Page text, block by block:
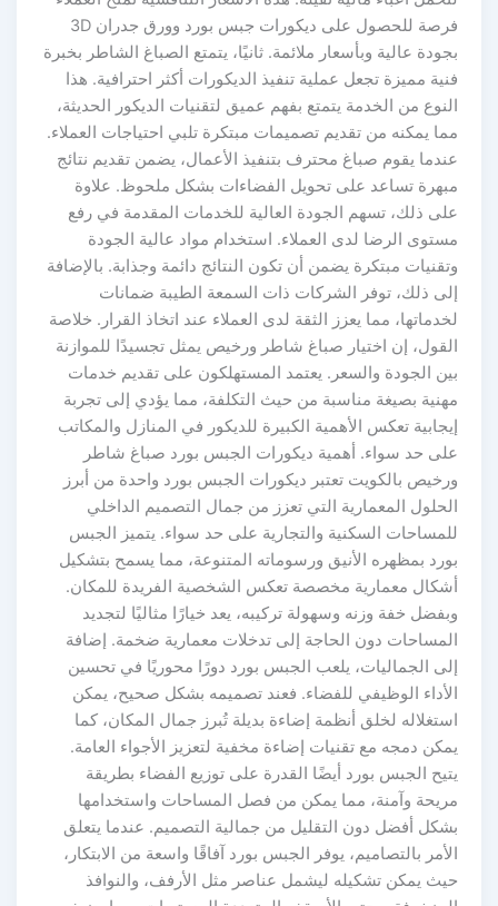
فرصة للحصول على ديكورات جبس بورد وورق جدران 3D
بجودة عالية وبأسعار ملائمة. ثانيًا، يتمتع الصباغ الشاطر بخبرة
فنية مميزة تجعل عملية تنفيذ الديكورات أكثر احترافية. هذا
النوع من الخدمة يتمتع بفهم عميق لتقنيات الديكور الحديثة،
مما يمكنه من تقديم تصميمات مبتكرة تلبي احتياجات العملاء.
عندما يقوم صباغ محترف بتنفيذ الأعمال، يضمن تقديم نتائج
مبهرة تساعد على تحويل الفضاءات بشكل ملحوظ. علاوة
على ذلك، تسهم الجودة العالية للخدمات المقدمة في رفع
مستوى الرضا لدى العملاء. استخدام مواد عالية الجودة
وتقنيات مبتكرة يضمن أن تكون النتائج دائمة وجذابة. بالإضافة
إلى ذلك، توفر الشركات ذات السمعة الطيبة ضمانات
لخدماتها، مما يعزز الثقة لدى العملاء عند اتخاذ القرار. خلاصة
القول، إن اختيار صباغ شاطر ورخيص يمثل تجسيدًا للموازنة
بين الجودة والسعر. يعتمد المستهلكون على تقديم خدمات
مهنية بصيغة مناسبة من حيث التكلفة، مما يؤدي إلى تجربة
إيجابية تعكس الأهمية الكبيرة للديكور في المنازل والمكاتب
على حد سواء. أهمية ديكورات الجبس بورد صباغ شاطر
ورخيص بالكويت تعتبر ديكورات الجبس بورد واحدة من أبرز
الحلول المعمارية التي تعزز من جمال التصميم الداخلي
للمساحات السكنية والتجارية على حد سواء. يتميز الجبس
بورد بمظهره الأنيق ورسوماته المتنوعة، مما يسمح بتشكيل
أشكال معمارية مخصصة تعكس الشخصية الفريدة للمكان.
وبفضل خفة وزنه وسهولة تركيبه، يعد خيارًا مثاليًا لتجديد
المساحات دون الحاجة إلى تدخلات معمارية ضخمة. إضافة
إلى الجماليات، يلعب الجبس بورد دورًا محوريًا في تحسين
الأداء الوظيفي للفضاء. فعند تصميمه بشكل صحيح، يمكن
استغلاله لخلق أنظمة إضاءة بديلة تُبرز جمال المكان، كما
يمكن دمجه مع تقنيات إضاءة مخفية لتعزيز الأجواء العامة.
يتيح الجبس بورد أيضًا القدرة على توزيع الفضاء بطريقة
مريحة وآمنة، مما يمكن من فصل المساحات واستخدامها
بشكل أفضل دون التقليل من جمالية التصميم. عندما يتعلق
الأمر بالتصاميم، يوفر الجبس بورد آفاقًا واسعة من الابتكار،
حيث يمكن تشكيله ليشمل عناصر مثل الأرفف، والنوافذ